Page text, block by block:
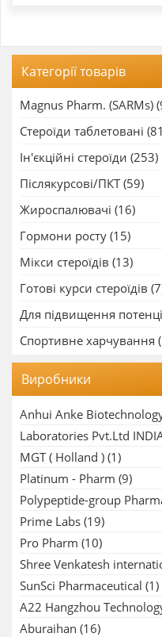
Категорії товарів
Magnus Pharm. (SARMs)
Стероїди таблетовані
Ін'єкційні стероїди (253)
Післякурсові/ПКТ (59)
Жироспалювачі (16)
Гормони росту (15)
Мікси стероїдів (13)
Готові курси стероїдів
Для підвищення
Спортивне харчування
Виробники
Anhui Anke
Laboratories Pvt.Ltd
MGT ( Holland ) (1)
Platinum - Pharm (9)
Polypeptide-group
Prime Labs (19)
Pro Pharm (10)
Shree Venkatesh
SunSci Pharmaceutical (1)
A22 Hangzhou
Aburaihan (16)